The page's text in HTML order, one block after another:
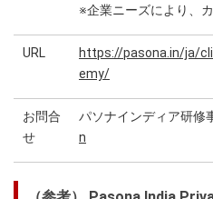
※企業ニーズにより、
URL
https://pasona.in/ja/
emy/
お問合
せ
パソナインディア研修
n